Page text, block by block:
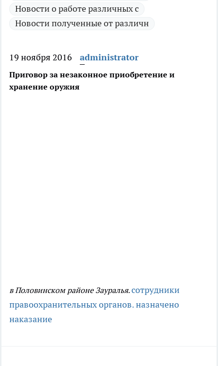
Новости о работе различных с
Новости полученные от различн
19 ноября 2016 administrator
Приговор за незаконное приобретение и
хранение оружия
в Половинском районе Зауралья.сотрудники
правоохранительных органов.назначено
наказание